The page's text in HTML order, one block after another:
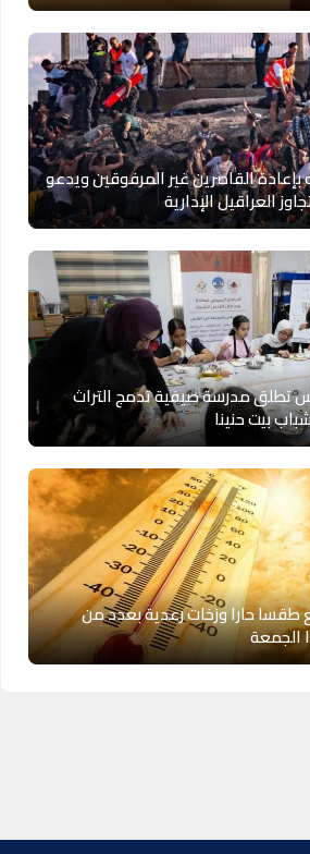
بإعادة القاصرين غير المرفوقين ويدعو
العراقيل الإدارية
تطلق مدرسة صيفية تدمج التراث
بيت حنينا
طقسا حارا وزخات رعدية بعدد من
الجمعة